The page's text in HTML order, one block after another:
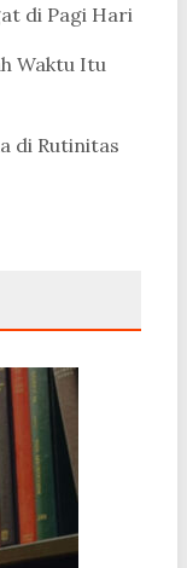
di Pagi Hari
Waktu Itu
di Rutinitas